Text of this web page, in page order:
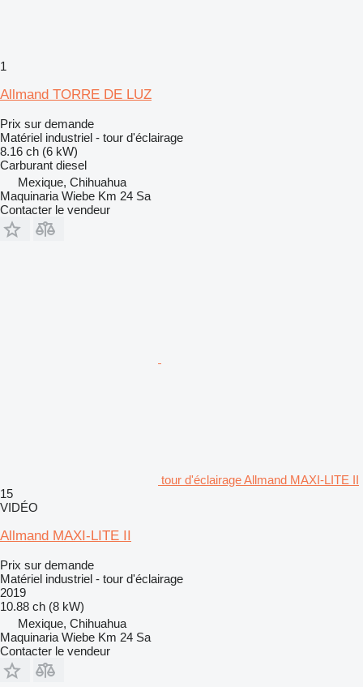
1
Allmand TORRE DE LUZ
Prix sur demande
Matériel industriel - tour d'éclairage
8.16 ch (6 kW)
Carburant diesel
Mexique, Chihuahua
Maquinaria Wiebe Km 24 Sa
Contacter le vendeur
tour d'éclairage Allmand MAXI-LITE II
15
VIDÉO
Allmand MAXI-LITE II
Prix sur demande
Matériel industriel - tour d'éclairage
2019
10.88 ch (8 kW)
Mexique, Chihuahua
Maquinaria Wiebe Km 24 Sa
Contacter le vendeur